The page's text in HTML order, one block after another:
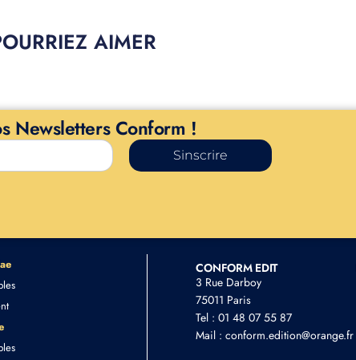
AIMER
Newsletters Conform !
Sinscrire
CONFORM EDIT
3 Rue Darboy
75011 Paris
Tel : 01 48 07 55 87
Mail : conform.edition@orange.fr